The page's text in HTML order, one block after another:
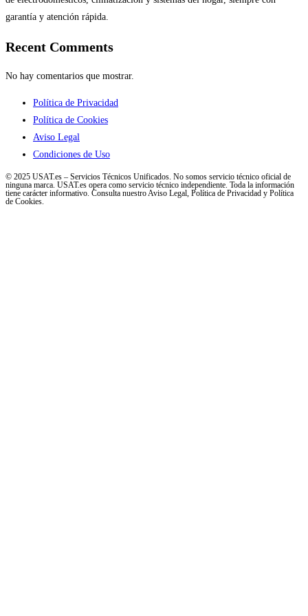
garantía y atención rápida.
Recent Comments
No hay comentarios que mostrar.
Política de Privacidad
Política de Cookies
Aviso Legal
Condiciones de Uso
© 2025 USAT.es – Servicios Técnicos Unificados. No somos servicio técnico oficial de
ninguna marca. USAT.es opera como servicio técnico independiente. Toda la información
tiene carácter informativo. Consulta nuestro Aviso Legal, Política de Privacidad y Política
de Cookies.